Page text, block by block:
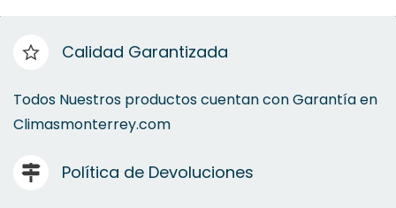
Calidad Garantizada
Todos Nuestros productos cuentan con Garantía en
Climasmonterrey.com
Política de Devoluciones